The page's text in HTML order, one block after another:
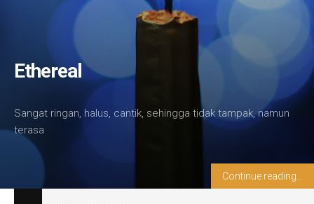
Ethereal
Sangat ringan, halus, cantik, sehingga tidak tampak, namun
terasa
Continue reading...